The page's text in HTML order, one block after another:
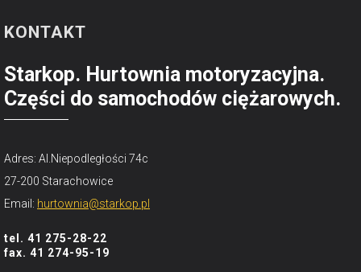
KONTAKT
Starkop. Hurtownia motoryzacyjna.
Części do samochodów ciężarowych.
Adres: Al.Niepodległości 74c
27-200 Starachowice
Email: hurtownia@starkop.pl
tel. 41 275-28-22
fax. 41 274-95-19